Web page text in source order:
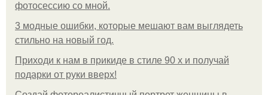
фотосессию со мной.
3 модные ошибки, которые мешают вам выглядеть
стильно на новый год.
Приходи к нам в прикиде в стиле 90 х и получай
подарки от руки вверх!